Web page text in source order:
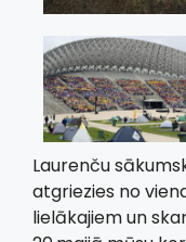
Laurenču
atgriezies no
lielākajiem un